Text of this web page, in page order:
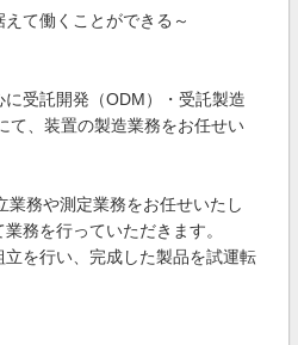
て働くことができる～
受託開発（ODM）・受託製造
て、装置の製造業務をお任せい
業務や測定業務をお任せいたし
務を行っていただきます。
を行い、完成した製品を試運転